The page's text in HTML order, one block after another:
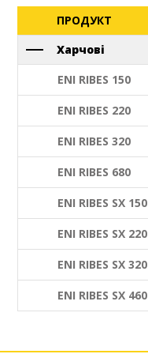
ПРОДУКТ
Харчові
ENI RIBES 150
ENI RIBES 220
ENI RIBES 320
ENI RIBES 680
ENI RIBES SX 150
ENI RIBES SX 220
ENI RIBES SX 320
ENI RIBES SX 460